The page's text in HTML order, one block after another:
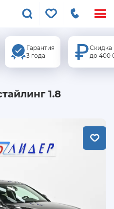
Гарантия
3 года
Скидка
до 400
1.8